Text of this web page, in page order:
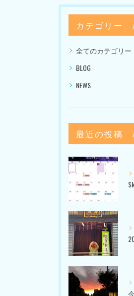
カテゴリー
全てのカテゴリー
BLOG
NEWS
最近の投稿